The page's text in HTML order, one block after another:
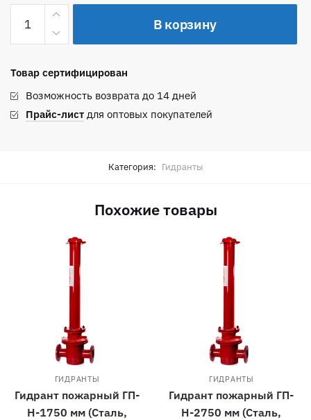
Количество
товара
Гидрант
ГП-
Н-2250
мм
В корзину
Товар сертифицирован
Возможность возврата до 14 дней
Прайс-лист для оптовых покупателей
Категория: Гидранты
Похожие товары
ГИДРАНТЫ
Гидрант пожарный ГП-
Н-1750 мм (Сталь,
ГИДРАНТЫ
Гидрант пожарный ГП-
Н-2750 мм (Сталь,